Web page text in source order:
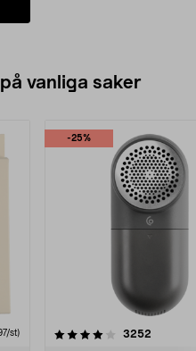
vanliga saker
st)
-25%
3252
4.5av 5 stjärnor